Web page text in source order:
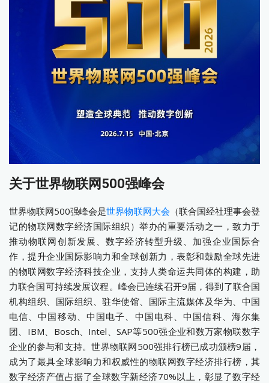
关于世界物联网500强峰会
世界物联网500强峰会是世界物联网大会 （联合国经社理事会登
记的物联网数字经济国际组织）举办的重要活动之一，致力于
推动物联网创新发展、数字经济转型升级、加强企业国际合
作，提升企业国际影响力和全球创新力，表彰和鼓励全球先进
的物联网数字经济科技企业，支持人类命运共同体的构建，助
力联合国可持续发展议程。峰会已连续召开9届，得到了联合国
机构组织、国际组织、驻华使馆、国际主流媒体及华为、中国
电信、中国移动、中国电子、中国电科、中国信科、海尔集
团、IBM、Bosch、Intel、SAP等500强企业和数万家物联数字
企业的参与和支持。世界物联网500强排行榜已成功颁榜9届，
成为了最具全球影响力和权威性的物联网数字经济排行榜，其
数字经济产值占据了全球数字新经济70%以上，彰显了数字经